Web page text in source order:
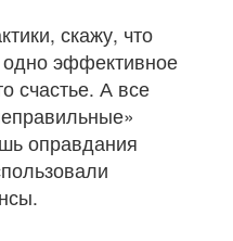
скажу, что
одно эффективное
счастье. А все
оправдания